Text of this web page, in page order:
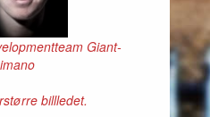
Giant-
billledet.